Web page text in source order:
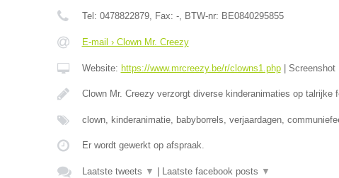
Tel: 0478822879, Fax: -, BTW-nr: BE0840295855
E-mail › Clown Mr. Creezy
Website: https://www.mrcreezy.be/r/clowns1.php| Screenshot
Clown Mr. Creezy verzorgt diverse kinderanimaties op talrijke
clown, kinderanimatie, babyborrels, verjaardagen,
Er wordt gewerkt op afspraak.
Laatste tweets ▼ Laatste facebook posts ▼